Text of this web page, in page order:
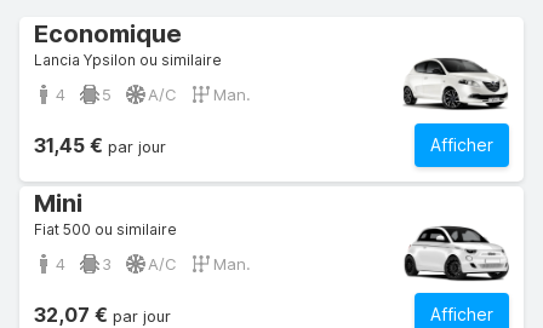
Economique
Lancia Ypsilon ou similaire
4 5 A/C Man.
Afficher
31,45 € par jour
Mini
Fiat 500 ou similaire
4 3 A/C Man.
Afficher
32,07 € par jour